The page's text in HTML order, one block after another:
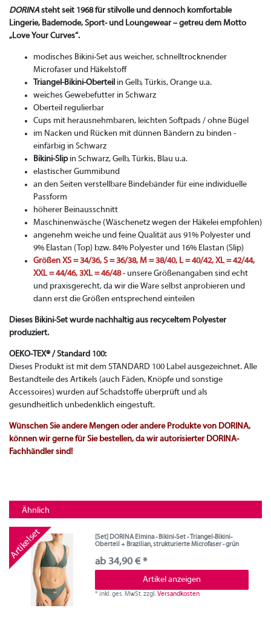
DORINAsteht seit 1968 für stilvolle und dennoch komfortable
Lingerie, Bademode, Sport- und Loungewear – getreu dem Motto
„Love Your Curves“.
modisches Bikini-Set aus weicher, schnelltrocknender
Microfaser und Häkelstoff
Triangel-Bikini-Oberteil in Gelb, Türkis, Orange u.a.
weiches Gewebefutter in Schwarz
Oberteil regulierbar
Cups mit herausnehmbaren, leichten Softpads / ohne Bügel
im Nacken und Rücken mit dünnen Bändern zu binden -
einfärbig in Schwarz
Bikini-Slipin Schwarz, Gelb, Türkis, Blau u.a.
elastischer Gummibund
an den Seiten verstellbare Bindebänder für eine individuelle
Passform
höherer Beinausschnitt
Maschinenwäsche (Wäschenetz wegen der Häkelei empfohlen)
angenehm weiche und feine Qualität aus 91% Polyester und
9% Elastan (Top) bzw. 84% Polyester und 16% Elastan (Slip)
Größen XS = 34/36, S = 36/38, M = 38/40, L = 40/42, XL = 42/44,
XXL = 44/46, 3XL = 46/48- unsere Größenangaben sind echt
und praxisgerecht, da wir die Ware selbst anprobieren und
dann erst die Größen entsprechend einteilen
Dieses Bikini-Set wurde nachhaltig aus recyceltem Polyester
produziert.
OEKO-TEX® / Standard 100:
Dieses Produkt ist mit dem STANDARD 100 Label ausgezeichnet. Alle
Bestandteile des Artikels (auch Fäden, Knöpfe und sonstige
Accessoires) wurden auf Schadstoffe überprüft und als
gesundheitlich unbedenklich eingestuft.
Wünschen Sie andere Mengen oder andere Produkte von DORINA,
können wir gerne für Sie bestellen, da wir autorisierter DORINA-
Fachhändler sind!
Ähnlich
Artikelset
[Set] DORINA Elmina - Bikini-Set - Triangel-Bikini-
Oberteil + Brazilian, strukturierte Microfaser - grün
ab 34,90 € *
Artikel anzeigen
*inkl. ges. MwSt.zzgl.Versandkosten